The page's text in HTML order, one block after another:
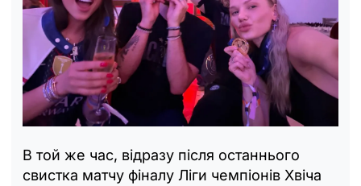
В той же час, відразу після останнього
свистка матчу фіналу Ліги чемпіонів Хвіча